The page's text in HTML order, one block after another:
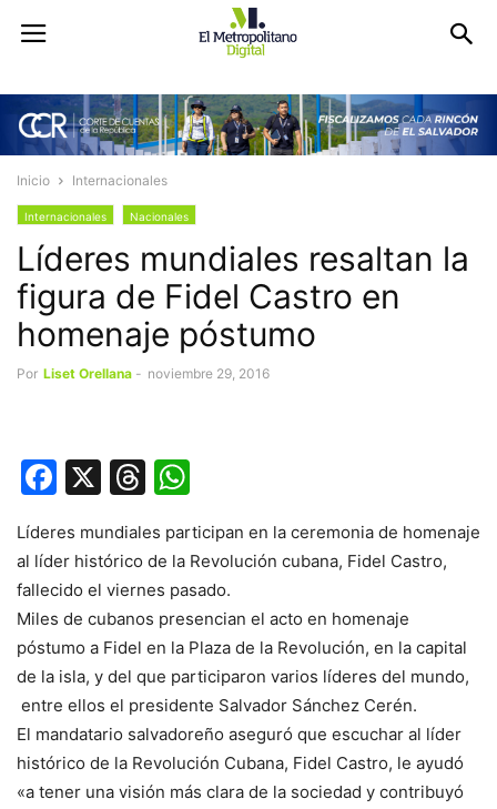
Inicio Internacionales
Internacionales Nacionales
Líderes mundiales resaltan la
figura de Fidel Castro en
homenaje póstumo
Por Liset Orellana - noviembre 29, 2016
Facebook
X Threads
Líderes mundiales participan en la ceremonia de homenaje
al líder histórico de la Revolución cubana, Fidel Castro,
fallecido el viernes pasado.
Miles de cubanos presencian el acto en homenaje
póstumo a Fidel en la Plaza de la Revolución, en la capital
de la isla, y del que participaron varios líderes del mundo,
entre ellos el presidente Salvador Sánchez Cerén.
El mandatario salvadoreño aseguró que escuchar al líder
histórico de la Revolución Cubana, Fidel Castro, le ayudó
«a tener una visión más clara de la sociedad y contribuyó